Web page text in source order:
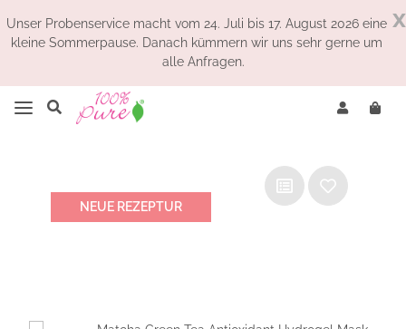
x
Unser Probenservice macht vom 24. Juli bis 17. August 2026 eine
kleine Sommerpause. Danach kümmern wir uns sehr gerne um
alle Anfragen.
NEUE REZEPTUR